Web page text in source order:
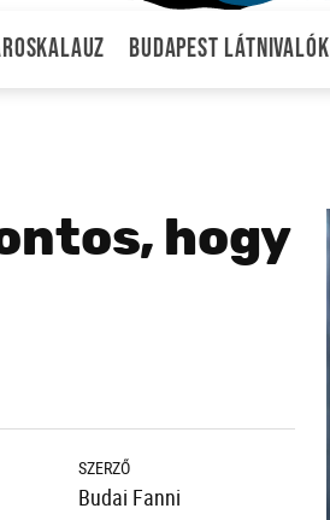
Budapest látnivalók
hogy
SZERZŐ
Budai Fanni